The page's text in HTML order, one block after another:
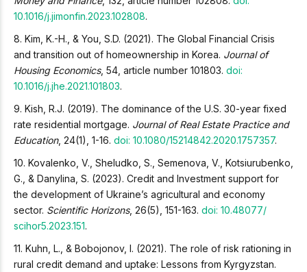
10.1016/j.jimonfin.2023.102808.
8. Kim, K.-H., & You, S.D. (2021). The Global Financial Crisis
and transition out of homeownership in Korea. Journal of
Housing Economics, 54, article number 101803. doi:
10.1016/j.jhe.2021.101803.
9. Kish, R.J. (2019). The dominance of the U.S. 30-year fixed
rate residential mortgage. Journal of Real Estate Practice and
Education, 24(1), 1-16. doi: 10.1080/15214842.2020.1757357.
10. Kovalenko, V., Sheludko, S., Semenova, V., Kotsіurubenko,
G., & Danylina, S. (2023). Credit and Investment support for
the development of Ukraine’s agricultural and economy
sector. Scientific Horizons, 26(5), 151-163. doi: 10.48077/
scihor5.2023.151.
11. Kuhn, L., & Bobojonov, I. (2021). The role of risk rationing in
rural credit demand and uptake: Lessons from Kyrgyzstan.